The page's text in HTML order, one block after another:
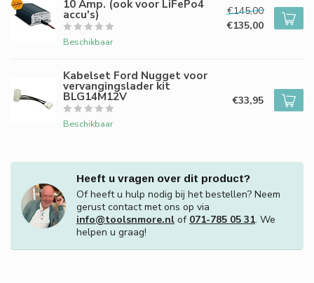
10 Amp. (ook voor LiFePo4
accu's)
Beschikbaar
€145,00
€135,00
Kabelset Ford Nugget voor
vervangingslader kit
BLG14M12V
Beschikbaar
€33,95
Heeft u vragen over dit product?
Of heeft u hulp nodig bij het bestellen? Neem
gerust contact met ons op via
info@toolsnmore.nl of 071-785 05 31. We
helpen u graag!